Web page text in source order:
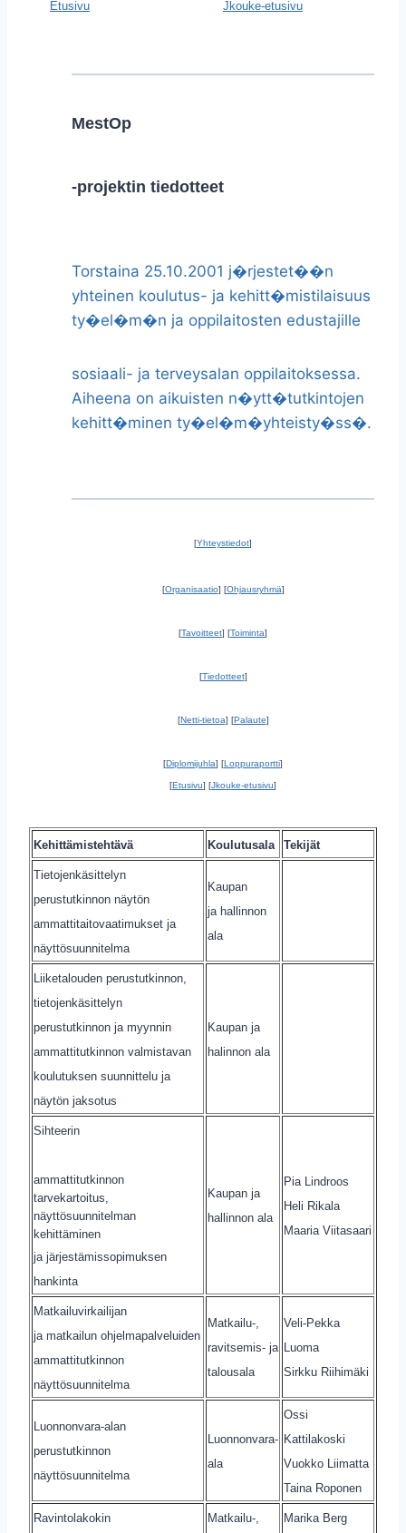
Etusivu Jkouke-etusivu
MestOp
-projektin tiedotteet
Torstaina 25.10.2001 j�rjestet��n
yhteinen koulutus- ja kehitt�mistilaisuus
ty�el�m�n ja oppilaitosten edustajille
sosiaali- ja terveysalan oppilaitoksessa.
Aiheena on aikuisten n�ytt�tutkintojen
kehitt�minen ty�el�m�yhteisty�ss�.
[Yhteystiedot]
[Organisaatio] [Ohjausryhmä]
[Tavoitteet] [Toiminta]
[Tiedotteet]
[Netti-tietoa] [Palaute]
[Diplomijuhla] [Loppuraportti]
[Etusivu] [Jkouke-etusivu]
Kehittämistehtävä Koulutusala Tekijät
Tietojenkäsittelyn
perustutkinnon näytön
ammattitaitovaatimukset ja
näyttösuunnitelma
Kaupan
ja hallinnon
ala
Liiketalouden perustutkinnon,
tietojenkäsittelyn
perustutkinnon ja myynnin
ammattitutkinnon valmistavan
koulutuksen suunnittelu ja
näytön jaksotus
Kaupan ja
halinnon ala
Sihteerin
ammattitutkinnon
tarvekartoitus,
näyttösuunnitelman
kehittäminen
ja järjestämissopimuksen
hankinta
Kaupan ja
hallinnon ala
Pia Lindroos
Heli Rikala
Maaria Viitasaari
Matkailuvirkailijan
ja matkailun ohjelmapalveluiden
ammattitutkinnon
näyttösuunnitelma
Matkailu-,
ravitsemis- ja
talousala
Veli-Pekka
Luoma
Sirkku Riihimäki
Luonnonvara-alan
perustutkinnon
näyttösuunnitelma
Luonnonvara-
ala
Ossi
Kattilakoski
Vuokko Liimatta
Taina Roponen
Ravintolakokin
Matkailu-,
Marika Berg